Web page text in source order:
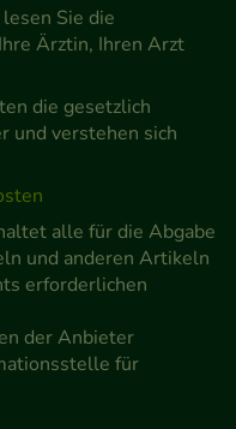
der Nutzung
deren Hilfe wir
können,
aber auch die
relevant für Sie
dass Daten hierfür
oder soziale
Sie die
Ärztin, Ihren Arzt
die gesetzlich
und verstehen sich
alle für die Abgabe
und anderen Artikeln
erforderlichen
der Anbieter
für